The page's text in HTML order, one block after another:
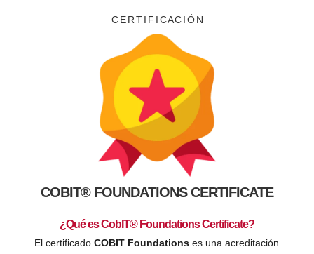
C E R T I F I C A C I Ó N
COBIT® FOUNDATIONS CERTIFICATE
¿Qué es CobIT® Foundations Certificate?
El certificadoCOBIT Foundations es una acreditación